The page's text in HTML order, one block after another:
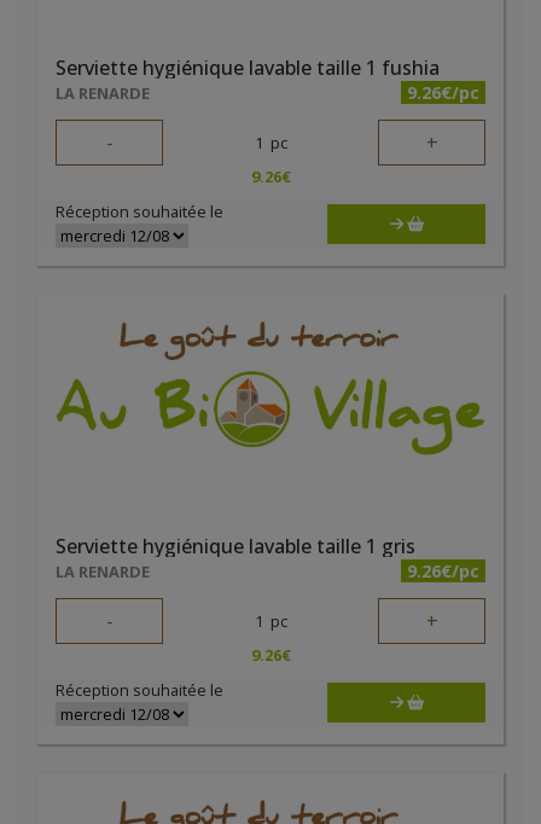
Serviette hygiénique lavable taille 1 fushia
LA RENARDE 9.26€/pc
- 1 pc +
9.26€
Réception souhaitée le
Serviette hygiénique lavable taille 1 gris
LA RENARDE 9.26€/pc
- 1 pc +
9.26€
Réception souhaitée le